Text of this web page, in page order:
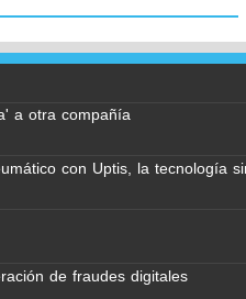
a otra compañía
con Uptis, la tecnología
de fraudes digitales